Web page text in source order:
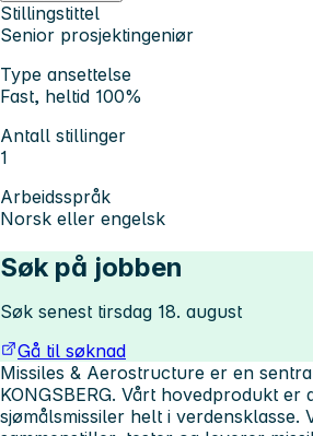
Stillingstittel
Senior prosjektingeniør
Type ansettelse
Fast, heltid 100%
Antall stillinger
1
Arbeidsspråk
Norsk eller engelsk
Søk på jobben
Søk senest tirsdag 18. august
Gå til søknad
Missiles & Aerostructure er en
KONGSBERG. Vårt hovedprodukt er
sjømålsmissiler helt i verdensklasse.